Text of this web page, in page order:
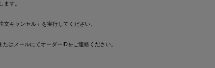
す。
キャンセル」を実行してください。
はメールにてオーダーIDをご連絡ください。